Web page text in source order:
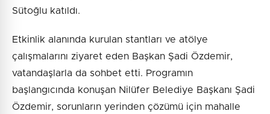
Sütoğlu katıldı.
Etkinlik alanında kurulan stantları ve atölye
çalışmalarını ziyaret eden Başkan Şadi Özdemir,
vatandaşlarla da sohbet etti. Programın
başlangıcında konuşan Nilüfer Belediye Başkanı Şadi
Özdemir, sorunların yerinden çözümü için mahalle